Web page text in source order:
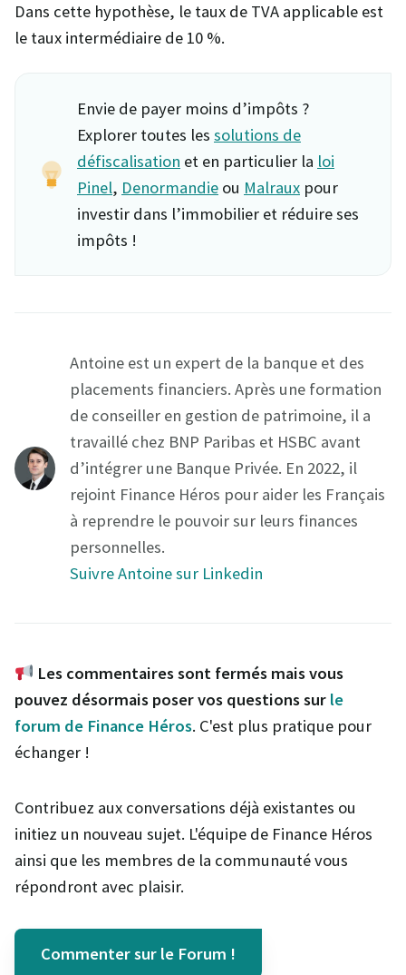
Dans cette hypothèse, le taux de TVA applicable est
le taux intermédiaire de 10 %.
Envie de payer moins d’impôts ?
Explorer toutes les solutions de
défiscalisation et en particulier la loi
Pinel, Denormandie ou Malraux pour
investir dans l’immobilier et réduire ses
impôts !
Antoine est un expert de la banque et des
placements financiers. Après une formation
de conseiller en gestion de patrimoine, il a
travaillé chez BNP Paribas et HSBC avant
d’intégrer une Banque Privée. En 2022, il
rejoint Finance Héros pour aider les Français
à reprendre le pouvoir sur leurs finances
personnelles.
Suivre Antoine sur Linkedin
Les commentaires sont fermés mais vous
pouvez désormais poser vos questions sur le
forum de Finance Héros. C'est plus pratique pour
échanger !
Contribuez aux conversations déjà existantes ou
initiez un nouveau sujet. L'équipe de Finance Héros
ainsi que les membres de la communauté vous
répondront avec plaisir.
Commenter sur le Forum !